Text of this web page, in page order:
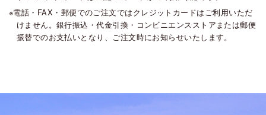
電話・FAX・郵便でのご注文ではクレジットカードはご利用いただ
けません。銀行振込・代金引換・コンビニエンスストアまたは郵便
振替でのお支払いとなり、ご注文時にお知らせいたします。